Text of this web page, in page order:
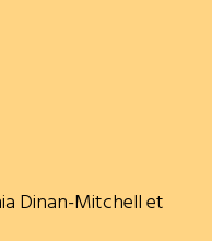
Dinan-Mitchell et